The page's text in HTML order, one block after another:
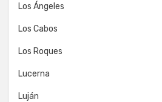
Los Ángeles
Los Cabos
Los Roques
Lucerna
Luján